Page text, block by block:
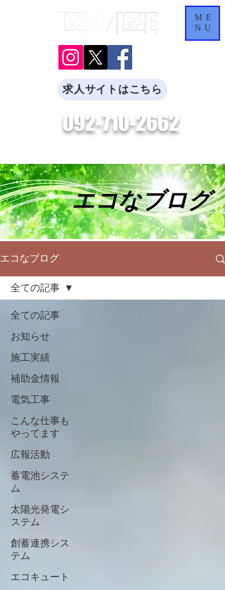
092-710-2662
ME
NU
求人サイトはこちら
エコなブログ
エコなブログ
全ての記事
お知らせ
施工実績
補助金情報
電気工事
こんな仕事も
やってます
広報活動
蓄電池システ
ム
太陽光発電シ
ステム
創蓄連携シス
テム
エコキュート
全ての記事